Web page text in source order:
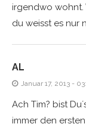
irgendwo wohnt.
du weisst es nur
AL
Januar 17, 2013 -
Ach Tim? bist
immer den